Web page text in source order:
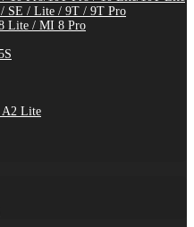
SE / Lite / 9T / 9T Pro
Lite / MI 8 Pro
Lite